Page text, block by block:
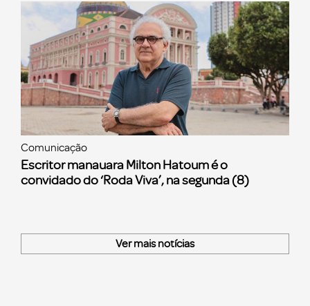
Comunicação
Escritor manauara Milton Hatoum é o
convidado do ‘Roda Viva’, na segunda (8)
Ver mais notícias